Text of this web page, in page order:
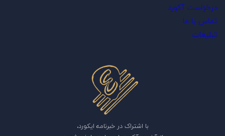
درخواست آکورد
تماس با ما
تبلیغات
با اشتراک در خبرنامه ایکورد،